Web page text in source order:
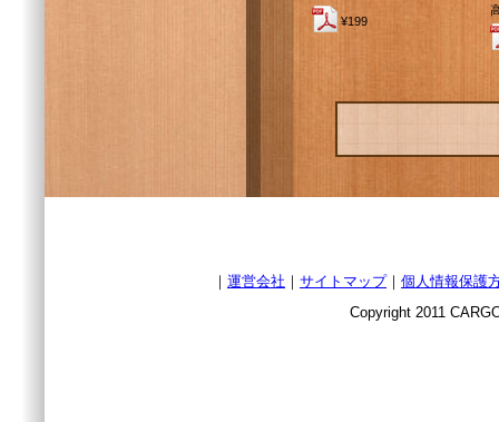
¥199
｜ 運営会社 ｜ サイトマップ｜ 個人情報保護
Copyright 2011